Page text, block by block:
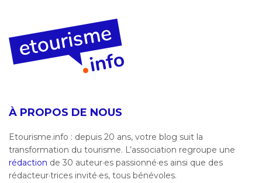
À PROPOS DE NOUS
Etourisme.info : depuis 20 ans, votre blog suit la
transformation du tourisme. L’association regroupe une
rédaction de 30 auteur·es passionné·es ainsi que des
rédacteur·trices invité·es, tous bénévoles.